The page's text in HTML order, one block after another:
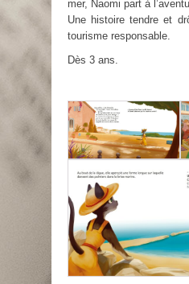
mer, Naomi part à
Une histoire tendre et
tourisme responsable.
Dès 3 ans.